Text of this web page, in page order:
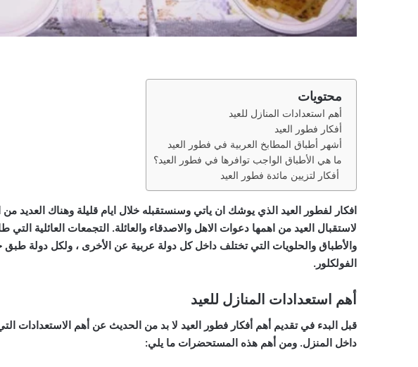
محتويات
أهم استعدادات المنازل للعيد
أفكار فطور العيد
أشهر أطباق المطابخ العربية في فطور العيد
ما هي الأطباق الواجب توافرها في فطور العيد؟
أفكار لتزيين مائدة فطور العيد
افكار لفطور العيد الذي يوشك ان ياتي وسنستقبله خلال ايام قليلة وهناك العديد
لاستقبال العيد من اهمها دعوات الاهل والاصدقاء والعائلة. التجمعات العائلية
والأطباق والحلويات التي تختلف داخل كل دولة عربية عن الأخرى ، ولكل دولة
الفولكلور.
أهم استعدادات المنازل للعيد
قبل البدء في تقديم أهم أفكار فطور العيد لا بد من الحديث عن أهم الاستعدادات
داخل المنزل. ومن أهم هذه المستحضرات ما يلي: